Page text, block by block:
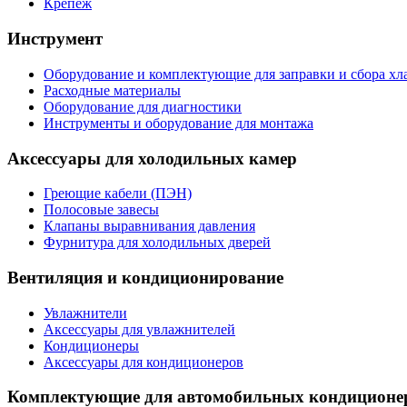
Крепеж
Инструмент
Оборудование и комплектующие для заправки и сбора
Расходные материалы
Оборудование для диагностики
Инструменты и оборудование для монтажа
Аксессуары для холодильных камер
Греющие кабели (ПЭН)
Полосовые завесы
Клапаны выравнивания давления
Фурнитура для холодильных дверей
Вентиляция и кондиционирование
Увлажнители
Аксессуары для увлажнителей
Кондиционеры
Аксессуары для кондиционеров
Комплектующие для автомобильных